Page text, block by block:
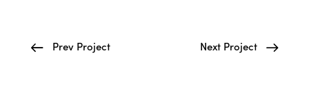
Prev Project Next Project